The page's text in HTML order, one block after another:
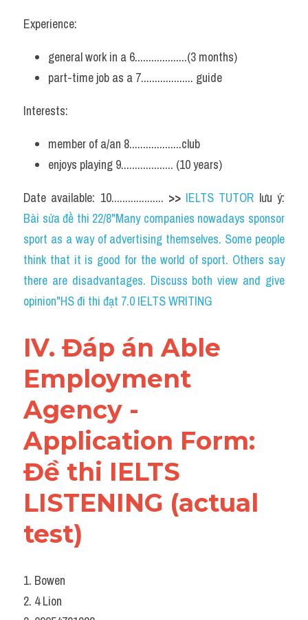
Experience:
general work in a 6...................(3 months)
part-time job as a 7................... guide
Interests:
member of a/an 8...................club
enjoys playing 9................... (10 years)
Date available: 10................... >> IELTS TUTOR
Bài sửa đề thi 22/8"Many companies nowadays sponsor
sport as a way of advertising themselves. Some people
think that it is good for the world of sport. Others say
there are disadvantages. Discuss both view and give
opinion"HS đi thi đạt 7.0 IELTS WRITING
IV. Đáp án Able
Employment
Agency -
Application Form:
Đề thi IELTS
LISTENING (actual
test)
1. Bowen
2. 4 Lion